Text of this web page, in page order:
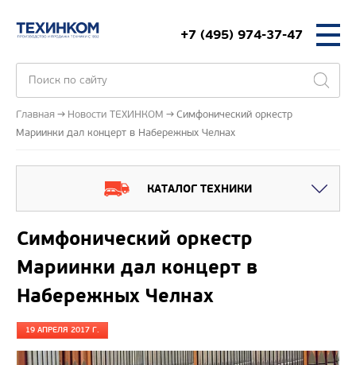
+7 (495) 974-37-47
Главная Новости ТЕХИНКОМ
Симфонический оркестр
Мариинки дал концерт в Набережных Челнах
КАТАЛОГ ТЕХНИКИ
Симфонический оркестр
Мариинки дал концерт в
Набережных Челнах
19 АПРЕЛЯ 2017 Г.